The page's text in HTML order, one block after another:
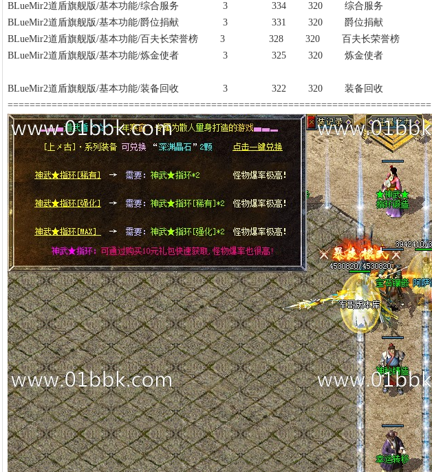
BLueMir2道盾旗舰版/基本功能/综合服务 3 334 320 综合服务
BLueMir2道盾旗舰版/基本功能/爵位捐献 3 331 320 爵位捐献
BLueMir2道盾旗舰版/基本功能/百夫长荣誉榜 3 328 320 百夫长荣誉榜
BLueMir2道盾旗舰版/基本功能/炼金使者 3 325 320 炼金使者
BLueMir2道盾旗舰版/基本功能/装备回收 3 322 320 装备回收
=============================================================================